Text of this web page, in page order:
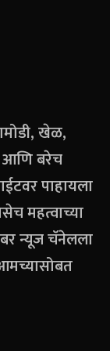
खेळ,
आणि बरेच
पाहायला
महत्वाच्या
न्यूज चॅनेलला